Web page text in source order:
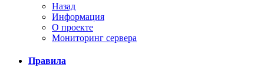
Назад
Информация
О проекте
Мониторинг сервера
Правила